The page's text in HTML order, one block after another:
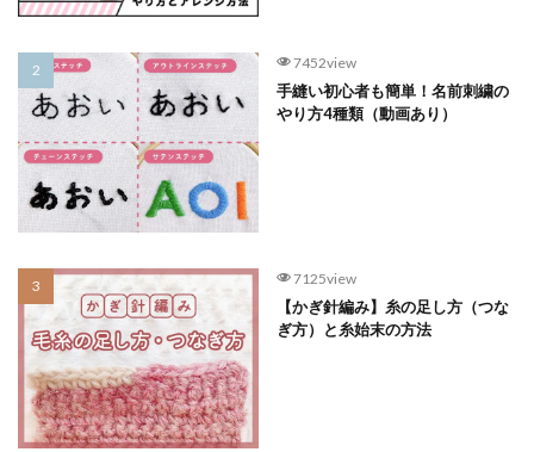
7452view
手縫い初心者も簡単！名前刺繍の
やり方4種類（動画あり）
7125view
【かぎ針編み】糸の足し方（つな
ぎ方）と糸始末の方法